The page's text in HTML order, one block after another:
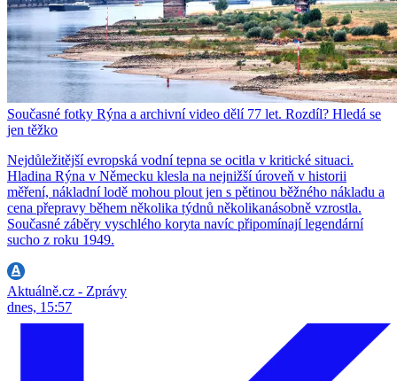
Současné fotky Rýna a archivní video dělí 77 let. Rozdíl? Hledá se
jen těžko
Nejdůležitější evropská vodní tepna se ocitla v kritické situaci.
Hladina Rýna v Německu klesla na nejnižší úroveň v historii
měření, nákladní lodě mohou plout jen s pětinou běžného nákladu a
cena přepravy během několika týdnů několikanásobně vzrostla.
Současné záběry vyschlého koryta navíc připomínají legendární
sucho z roku 1949.
Aktuálně.cz - Zprávy
dnes, 15:57